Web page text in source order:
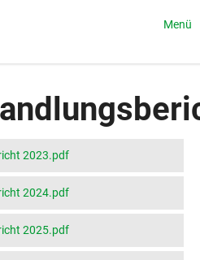
Menü
Gleichbehandlungsbericht
2023.pdf
2024.pdf
2025.pdf